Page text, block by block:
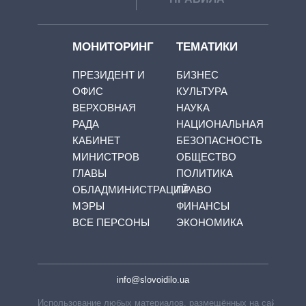
МОНИТОРИНГ
ПРЕЗИДЕНТ И
ОФИС
ВЕРХОВНАЯ
РАДА
КАБИНЕТ
МИНИСТРОВ
ГЛАВЫ
ОБЛАДМИНИСТРАЦИЙ
МЭРЫ
ВСЕ ПЕРСОНЫ
ТЕМАТИКИ
БИЗНЕС
КУЛЬТУРА
НАУКА
НАЦИОНАЛЬНАЯ
БЕЗОПАСНОСТЬ
ОБЩЕСТВО
ПОЛИТИКА
ПРАВО
ФИНАНСЫ
ЭКОНОМИКА
info@slovoidilo.ua
Использование любых материалов, размещённых на сайте,